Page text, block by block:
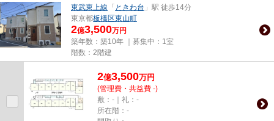
東武東上線 「 ときわ台 」駅 徒歩14分
東京都板橋区東山町
2億3,500万円
築年数：築10年 ｜募集中： 1室
階数：2階建
2億3,500万円
(管理費・共益費 -)
敷：-｜礼：-
所在階：-